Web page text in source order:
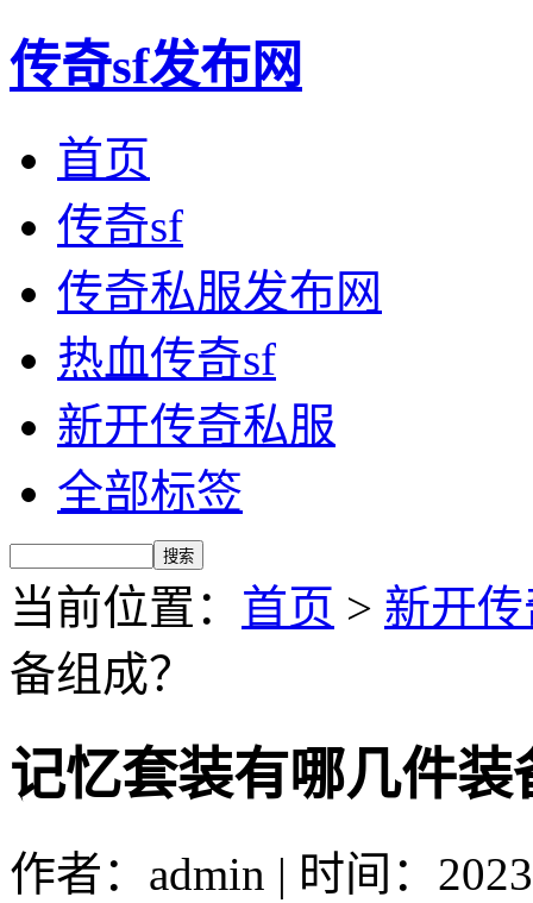
传奇sf发布网
首页
传奇sf
传奇私服发布网
热血传奇sf
新开传奇私服
全部标签
当前位置： 首页 > 新开
备组成？
记忆套装有哪几件装
作者：admin | 时间：